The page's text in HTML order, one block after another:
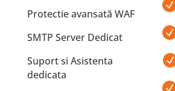
Protectie avansată WAF
SMTP Server Dedicat
Suport si Asistenta
dedicata